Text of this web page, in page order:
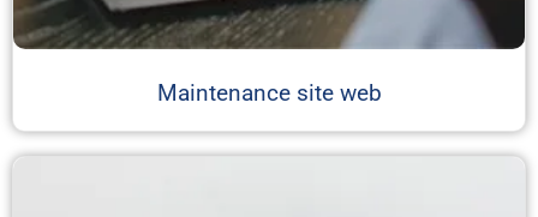
Maintenance site web